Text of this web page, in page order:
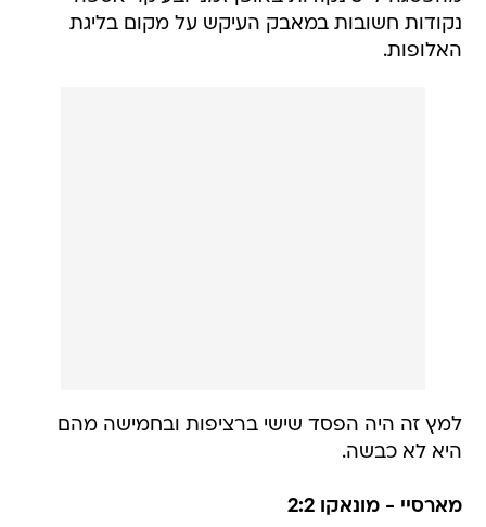
נקודות חשובות במאבק העיקש על מקום בליגת
האלופות.
למץ זה היה הפסד שישי ברציפות ובחמישה מהם
היא לא כבשה.
מארסיי - מונאקו 2:2